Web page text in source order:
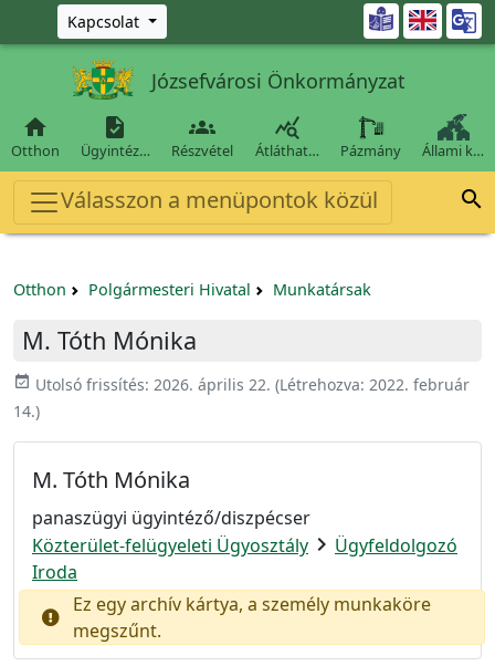
Ugrás a fő tartalomra
Kapcsolat 
Józsefvárosi Önkormányzat

Otthon

Ügyintéz…

Részvétel

Átláthat… Pázmány Állami k…
Válasszon a menüpontok közül 
Otthon Polgármesteri Hivatal Munkatársak
M. Tóth Mónika
event_available Utolsó frissítés: 2026. április 22. (Létrehozva: 2022. február
14.)
M. Tóth Mónika
panaszügyi ügyintéző/diszpécser
Közterület-felügyeleti Ügyosztály chevron_right Ügyfeldolgozó
Iroda
Ez egy archív kártya, a személy munkaköre
megszűnt.